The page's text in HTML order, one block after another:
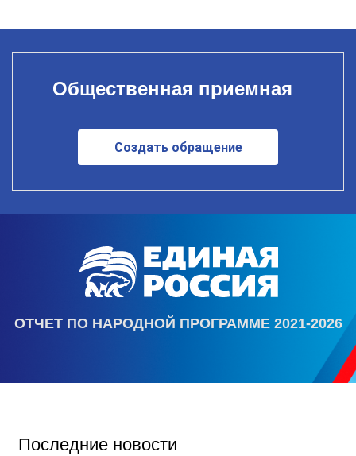
Общественная приемная
Создать обращение
ОТЧЕТ ПО НАРОДНОЙ ПРОГРАММЕ 2021-2026
Последние новости